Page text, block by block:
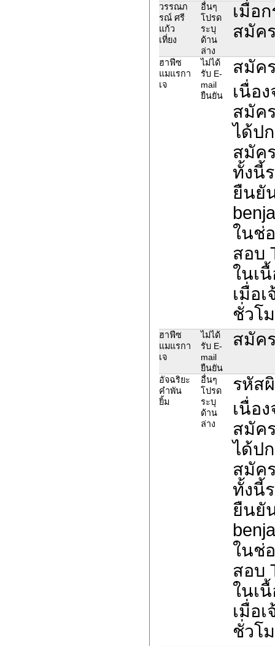
วรรณภ
รณ์ ศรี
แก้ว
เที่ยง
อื่นๆ
โปรด
ระบุ
ด้าน
ล่าง
เมื่อ
สมัค
ฮาฟีซ
แมแรกา
เจ
ไม่ได้
รับ E-
mail
ยืนยัน
สมัค
เนื่อ
สมัค
ได้ป
สมัค
ทั้งนี้
ยืนยั
ในช่
สอบ
ในเ
เมื่อ
ชั่วโ
ฮาฟีซ
แมแรกา
เจ
ไม่ได้
รับ E-
mail
ยืนยัน
สมัค
อัจฉริยะ
คำพัน
ยิ้ม
อื่นๆ
โปรด
ระบุ
ด้าน
ล่าง
รหัส
เนื่อ
สมัค
ได้ป
สมัค
ทั้งนี้
ยืนยั
ในช่
สอบ
ในเ
เมื่อ
ชั่วโ